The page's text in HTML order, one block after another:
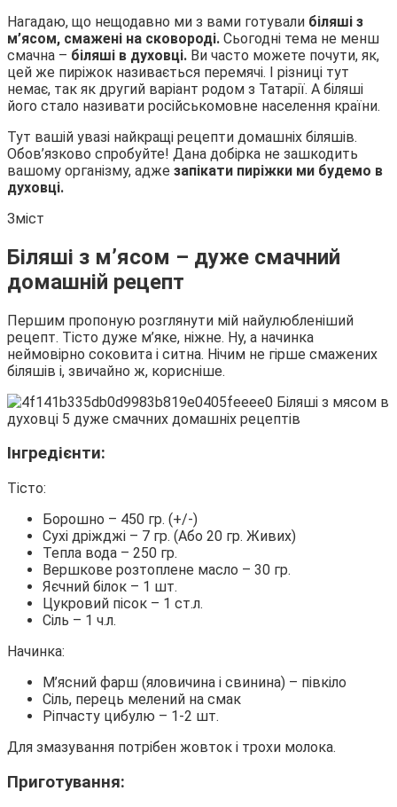
Нагадаю, що нещодавно ми з вами готували біляші з
м’ясом, смажені на сковороді. Сьогодні тема не менш
смачна – біляші в духовці. Ви часто можете почути, як,
цей же пиріжок називається перемячі. І різниці тут
немає, так як другий варіант родом з Татарії. А біляші
його стало називати російськомовне населення країни.
Тут вашій увазі найкращі рецепти домашніх біляшів.
Обов’язково спробуйте! Дана добірка не зашкодить
вашому організму, адже запікати пиріжки ми будемо в
духовці.
Зміст
Біляші з м’ясом – дуже смачний
домашній рецепт
Першим пропоную розглянути мій найулюбленіший
рецепт. Тісто дуже м’яке, ніжне. Ну, а начинка
неймовірно соковита і ситна. Нічим не гірше смажених
біляшів і, звичайно ж, корисніше.
Інгредієнти:
Тісто:
Борошно – 450 гр. (+/-)
Сухі дріжджі – 7 гр. (Або 20 гр. Живих)
Тепла вода – 250 гр.
Вершкове розтоплене масло – 30 гр.
Яєчний білок – 1 шт.
Цукровий пісок – 1 ст.л.
Сіль – 1 ч.л.
Начинка:
М’ясний фарш (яловичина і свинина) – півкіло
Сіль, перець мелений на смак
Ріпчасту цибулю – 1-2 шт.
Для змазування потрібен жовток і трохи молока.
Приготування: